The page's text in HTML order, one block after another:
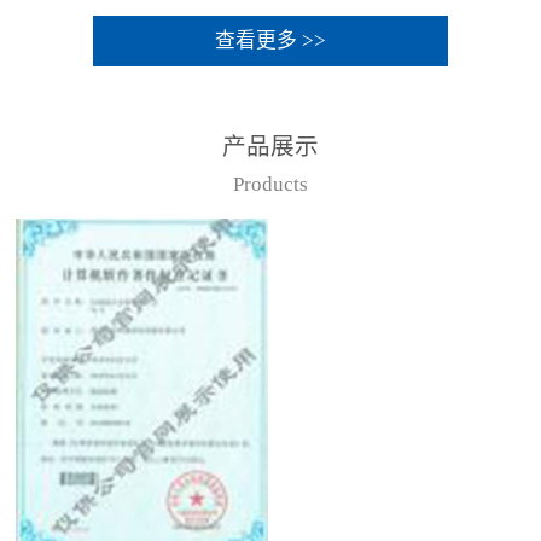
查看更多 >>
产品展示
Products